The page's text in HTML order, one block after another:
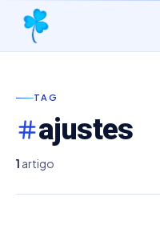
TAG
ajustes
1 artigo